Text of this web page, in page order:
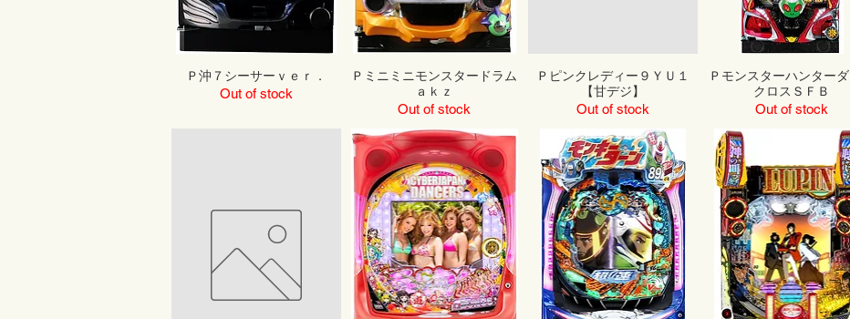
Ｐ沖７シーサーｖｅｒ．
Out of stock
Ｐミニミニモンスタードラム
ａｋｚ
Out of stock
Ｐピンクレディー９ＹＵ１
【甘デジ】
Out of stock
Ｐモンスターハンター
クロスＳＦＢ
Out of stock